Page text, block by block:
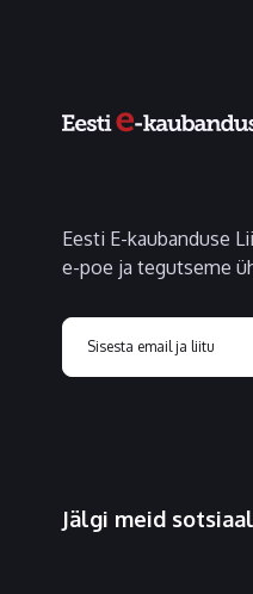
Eesti E-kaubanduse
e-poe ja tegutseme
Jälgi meid